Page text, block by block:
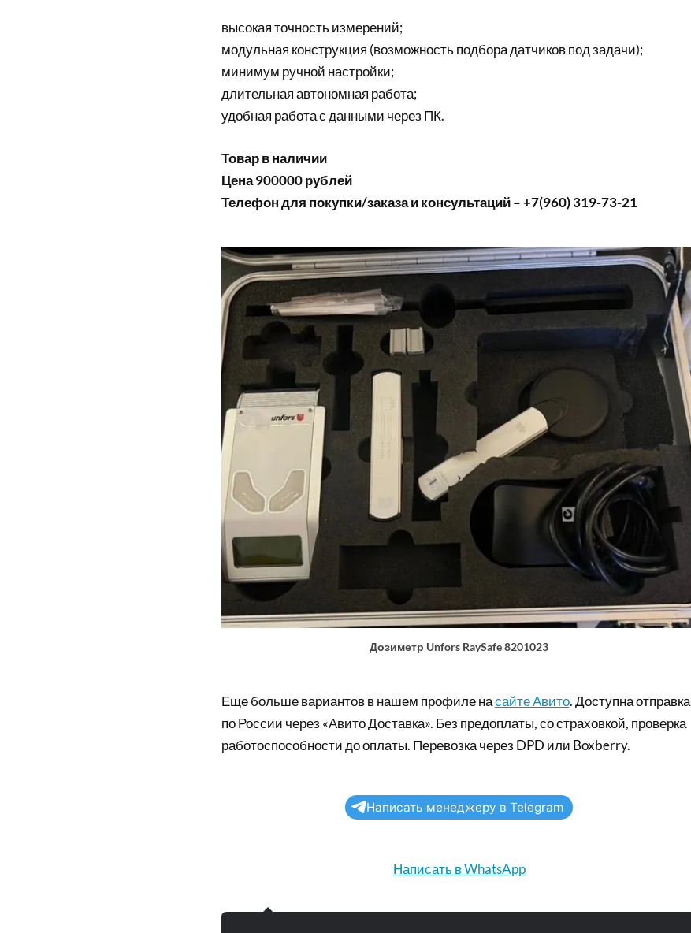
высокая точность измерений;
модульная конструкция (возможность подбора датчиков под задачи);
минимум ручной настройки;
длительная автономная работа;
удобная работа с данными через ПК.
Товар в наличии
Цена 900000 рублей
Телефон для покупки/заказа и консультаций – +7(960) 319-73-21
Дозиметр Unfors RaySafe 8201023
Еще больше вариантов в нашем профиле насайте Авито. Доступна отправка
по России через «Авито Доставка». Без предоплаты, со страховкой, проверка
работоспособности до оплаты. Перевозка через DPD или Boxberry.
Написать менеджеру в Telegram
Написать в WhatsApp